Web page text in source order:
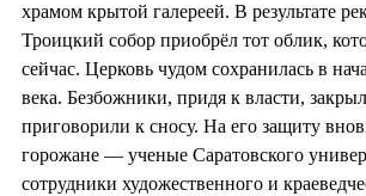
храмом крытой галереей. В результате
Троицкий собор приобрёл тот облик,
сейчас. Церковь чудом сохранилась в
века. Безбожники, придя к власти,
приговорили к сносу. На его защиту
горожане — ученые Саратовского
сотрудники художественного и